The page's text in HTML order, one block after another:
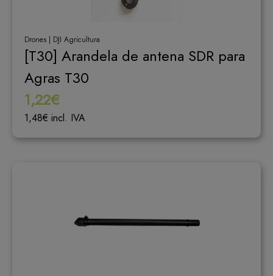
Drones | DJI Agricultura
[T30] Arandela de antena SDR para
Agras T30
1,22€
1,48€ incl. IVA